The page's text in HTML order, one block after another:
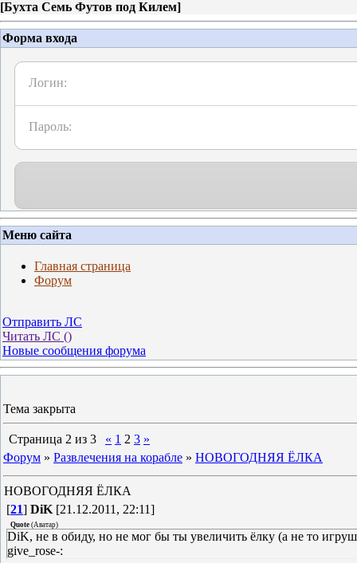
[Бухта Семь Футов под Килем]
Форма входа
Логин:
Пароль:
Меню сайта
Главная страница
Форум
Отправить ЛС
Читать ЛС ()
Новые сообщения форума
Тема закрыта
Страница 2 из 3 « 1 2 3 »
Форум » Развлечения на корабле » НОВОГОДНЯЯ ЁЛКА
НОВОГОДНЯЯ ЁЛКА
[21] DiK [21.12.2011, 22:11]
Quote (Аватар)
DiK, не в обиду, но не мог бы ты увеличить ёлку (а не то
give_rose-: